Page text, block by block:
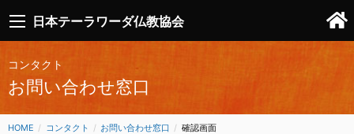
日本テーラワーダ仏教協会
コンタクト
お問い合わせ窓口
HOME コンタクト お問い合わせ窓口 CURRENT:
確認画面